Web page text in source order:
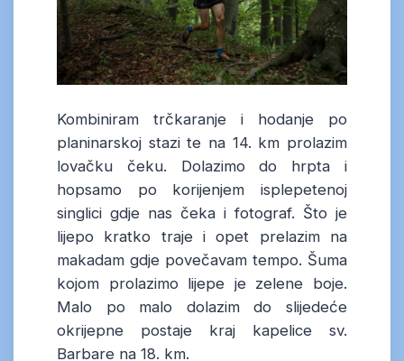
Kombiniram trčkaranje i hodanje po
planinarskoj stazi te na 14. km prolazim
lovačku čeku. Dolazimo do hrpta i
hopsamo po korijenjem isplepetenoj
singlici gdje nas čeka i fotograf. Što je
lijepo kratko traje i opet prelazim na
makadam gdje povečavam tempo. Šuma
kojom prolazimo lijepe je zelene boje.
Malo po malo dolazim do slijedeće
okrijepne postaje kraj kapelice sv.
Barbare na 18. km.